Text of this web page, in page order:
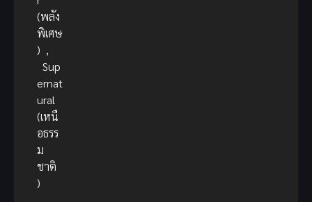
(พลัง
พิเศษ
) ,
Sup
ernat
ural
(เหนื
อธรร
ม
ชาติ
)